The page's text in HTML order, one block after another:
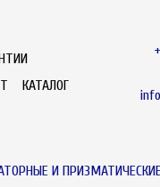
КАТАЛОГ
И